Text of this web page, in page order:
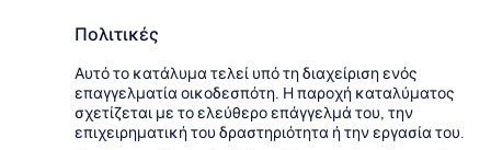
Πολιτικές
Αυτό το κατάλυμα τελεί υπό τη διαχείριση ενός
επαγγελματία οικοδεσπότη. Η παροχή καταλύματος
σχετίζεται με το ελεύθερο επάγγελμά του, την
επιχειρηματική του δραστηριότητα ή την εργασία του.